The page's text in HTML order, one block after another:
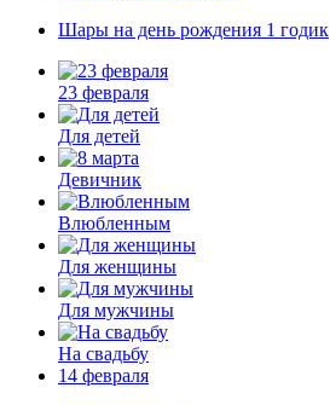
Шары на день рождения 1 годик
23 февраля
Для детей
Девичник
Влюбленным
Для женщины
Для мужчины
На свадьбу
14 февраля